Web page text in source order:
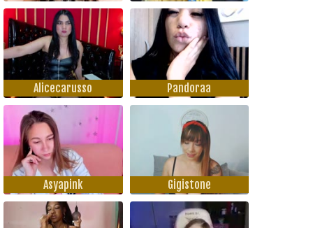
Alicecarusso Pandoraa
Asyapink Gigistone